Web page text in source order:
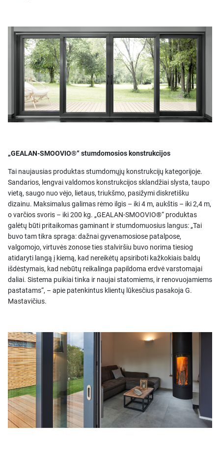
„GEALAN-SMOOVIO®“ stumdomosios konstrukcijos
Tai naujausias produktas stumdomųjų konstrukcijų kategorijoje.
Sandarios, lengvai valdomos konstrukcijos sklandžiai slysta, taupo
vietą, saugo nuo vėjo, lietaus, triukšmo, pasižymi diskretišku
dizainu. Maksimalus galimas rėmo ilgis – iki 4 m, aukštis – iki 2,4 m,
o varčios svoris – iki 200 kg. „GEALAN-SMOOVIO®“ produktas
galėtų būti pritaikomas gaminant ir stumdomuosius langus: „Tai
buvo tam tikra spraga: dažnai gyvenamosiose patalpose,
valgomojo, virtuvės zonose ties stalviršiu buvo norima tiesiog
atidaryti langą į kiemą, kad nereikėtų apsiriboti kažkokiais baldų
išdėstymais, kad nebūtų reikalinga papildoma erdvė varstomajai
daliai. Sistema puikiai tinka ir naujai statomiems, ir renovuojamiems
pastatams“, – apie patenkintus klientų lūkesčius pasakoja G.
Mastavičius.